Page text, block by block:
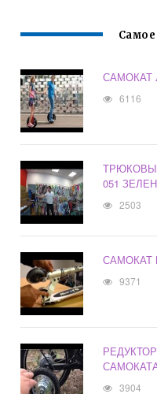
САМОКАТ
6116
051
2503
САМОКАТ
9371
3904